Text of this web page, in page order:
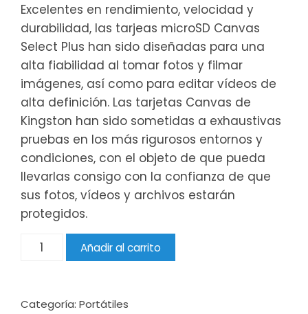
Excelentes en rendimiento, velocidad y
durabilidad, las tarjeas microSD Canvas
Select Plus han sido diseñadas para una
alta fiabilidad al tomar fotos y filmar
imágenes, así como para editar vídeos de
alta definición. Las tarjetas Canvas de
Kingston han sido sometidas a exhaustivas
pruebas en los más rigurosos entornos y
condiciones, con el objeto de que pueda
llevarlas consigo con la confianza de que
sus fotos, vídeos y archivos estarán
protegidos.
Cantidad
Añadir al carrito
Categoría: Portátiles